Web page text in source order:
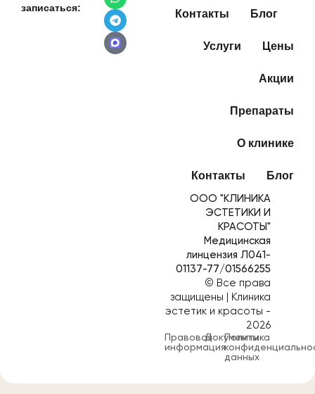
записаться:
Контакты Блог
Услуги Цены
Акции
Препараты
О клинике
Контакты Блог
ООО "КЛИНИКА
ЭСТЕТИКИ И
КРАСОТЫ"
Медицинская
линцензия Л041-
01137-77/01566255
© Все права
защищены | Клиника
эстетик и красоты -
2026
Правовая
информация
Документы
Политика
данных